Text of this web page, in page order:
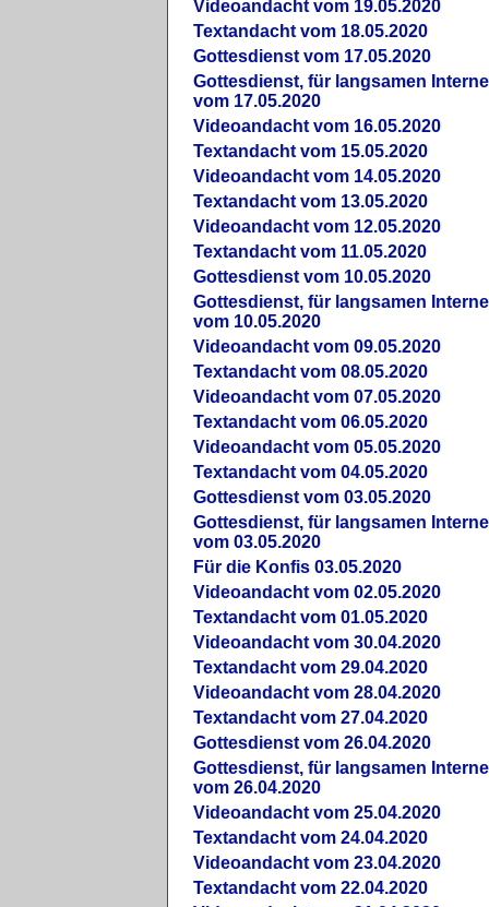
Videoandacht vom 19.05.2020
Textandacht vom 18.05.2020
Gottesdienst vom 17.05.2020
Gottesdienst, für langsamen
vom 17.05.2020
Videoandacht vom 16.05.2020
Textandacht vom 15.05.2020
Videoandacht vom 14.05.2020
Textandacht vom 13.05.2020
Videoandacht vom 12.05.2020
Textandacht vom 11.05.2020
Gottesdienst vom 10.05.2020
Gottesdienst, für langsamen
vom 10.05.2020
Videoandacht vom 09.05.2020
Textandacht vom 08.05.2020
Videoandacht vom 07.05.2020
Textandacht vom 06.05.2020
Videoandacht vom 05.05.2020
Textandacht vom 04.05.2020
Gottesdienst vom 03.05.2020
Gottesdienst, für langsamen
vom 03.05.2020
Für die Konfis 03.05.2020
Videoandacht vom 02.05.2020
Textandacht vom 01.05.2020
Videoandacht vom 30.04.2020
Textandacht vom 29.04.2020
Videoandacht vom 28.04.2020
Textandacht vom 27.04.2020
Gottesdienst vom 26.04.2020
Gottesdienst, für langsamen
vom 26.04.2020
Videoandacht vom 25.04.2020
Textandacht vom 24.04.2020
Videoandacht vom 23.04.2020
Textandacht vom 22.04.2020